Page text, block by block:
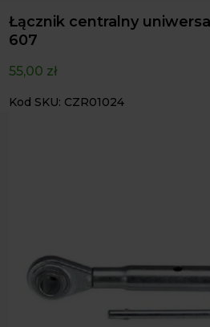
Łącznik centralny
607
55,00 zł
Kod SKU: CZR01024